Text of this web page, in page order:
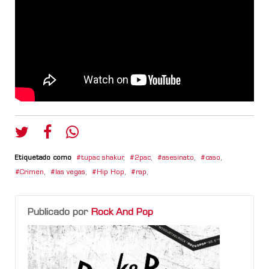
Etiquetado como tupac shakur, 2pac, asesinato, caso,
Crimen, las vegas, Hip Hop, rap,
Publicado por Rock And Pop